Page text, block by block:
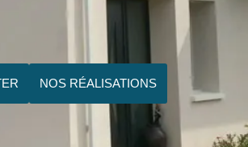
NOS RÉALISATIONS